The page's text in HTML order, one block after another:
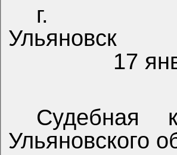
г.
Ульяновск
17
Судебная
Ульяновского